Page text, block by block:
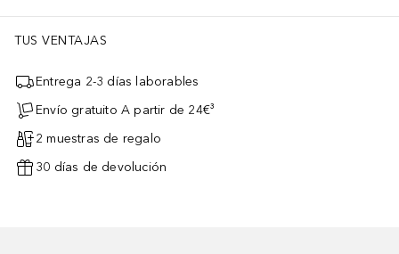
TUS VENTAJAS
Entrega 2-3 días laborables
Envío gratuito A partir de 24€³
2 muestras de regalo
30 días de devolución